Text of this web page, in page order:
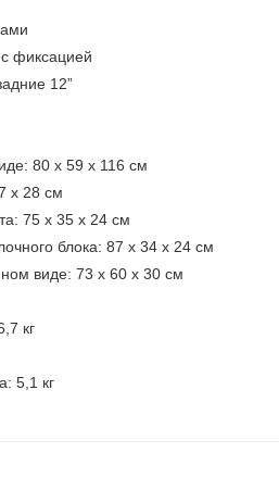
фиксацией
12”
80 х 59 х 116 см
х 28 см
75 х 35 х 24 см
блока: 87 х 34 х 24 см
виде: 73 х 60 х 30 см
кг
5,1 кг